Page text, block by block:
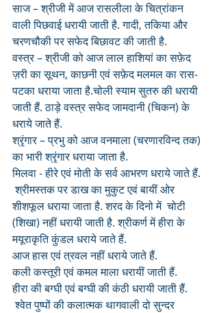
साज – श्रीजी में आज रासलीला के चित्रांकन
वाली पिछवाई धरायी जाती है. गादी, तकिया और
चरणचौकी पर सफेद बिछावट की जाती है.
वस्त्र – श्रीजी को आज लाल हाशियां का सफ़ेद
ज़री का सूथन, काछनी एवं सफ़ेद मलमल का रास-
पटका धराया जाता है.चोली स्याम सुतरु की धरायी
जाती हैं. ठाड़े वस्त्र सफेद जामदानी (चिकन) के
धराये जाते हैं.
श्रृंगार – प्रभु को आज वनमाला (चरणारविन्द तक)
का भारी श्रृंगार धराया जाता है.
मिलवा - हीरे एवं मोती के सर्व आभरण धराये जाते हैं.
श्रीमस्तक पर डाख का मुकुट एवं बायीं ओर
शीशफूल धराया जाता है. शरद के दिनो में  चोटी
(शिखा) नहीं धरायी जाती है. श्रीकर्ण में हीरा के
मयूराकृति कुंडल धराये जाते हैं.
आज हास एवं त्रवल नहीं धराये जाते हैं.
कली कस्तूरी एवं कमल माला धरायीं जाती हैं.
हीरा की बग्घी एवं बग्घी की कंठी धरायी जाती हैं.
श्वेत पुष्पों की कलात्मक थागवाली दो सुन्दर